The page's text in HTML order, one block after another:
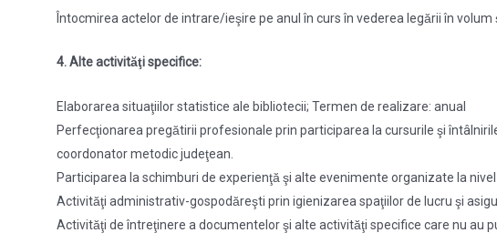
Întocmirea actelor de intrare/ieşire pe anul în curs în vederea legării în volum
4. Alte activităţi specifice:
Elaborarea situaţiilor statistice ale bibliotecii; Termen de realizare: anual
Perfecţionarea pregătirii profesionale prin participarea la cursurile şi
coordonator metodic judeţean.
Participarea la schimburi de experienţă şi alte evenimente organizate la
Activităţi administrativ-gospodăreşti prin igienizarea spaţiilor de lucru şi
Activităţi de întreţinere a documentelor şi alte activităţi specifice care nu au